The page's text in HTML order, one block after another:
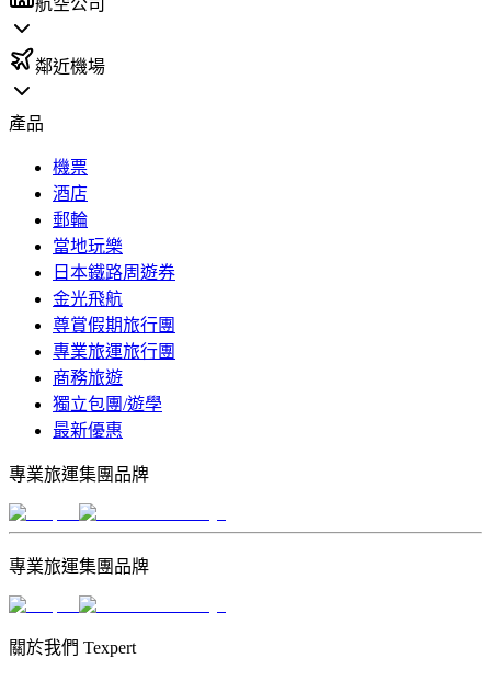
航空公司
鄰近機場
產品
機票
酒店
郵輪
當地玩樂
日本鐵路周遊券
金光飛航
尊賞假期旅行團
專業旅運旅行團
商務旅遊
獨立包團/遊學
最新優惠
專業旅運集團品牌
專業旅運集團品牌
關於我們 Texpert